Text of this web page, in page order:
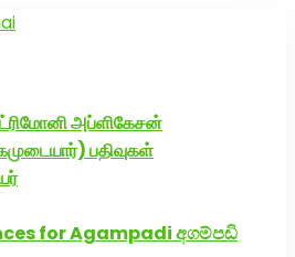
அப்ளிகேசன்
பதிவுகள்
for Agampadi අගම්පඩි
அகமுடையார்மேட்ரி-